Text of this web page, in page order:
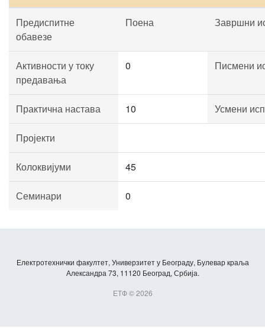
Предиспитне
обавезе
Поена Завршни
Активности у току
предавања
0 Писмени
Практична настава 10 Усмени
Пројекти
Колоквијуми 45
Семинари 0
Електротехнички факултет, Универзитет у Београду, Булевар краља
Александра 73, 11120 Београд, Србија.
ЕТФ © 2026